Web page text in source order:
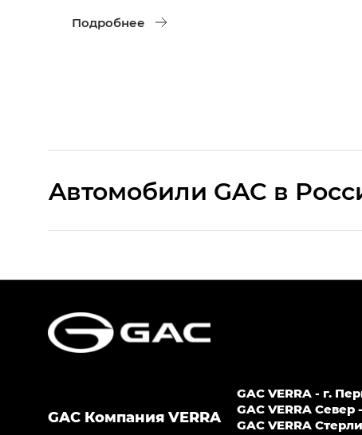
Подробнее
Aвтомобили GAC в
HYPTEC HT — Хайптек Эйч Ти (HYPTEC
GS8 — Джи Эс 8 (GS8) в комплектациях
GAC Компания VERRA
GAC VERRA - г.
GAC VERRA
GAС VERRA